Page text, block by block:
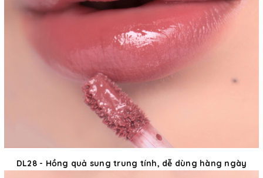
DL28 - Hồng quả sung trung tính, dễ dùng hàng ngày